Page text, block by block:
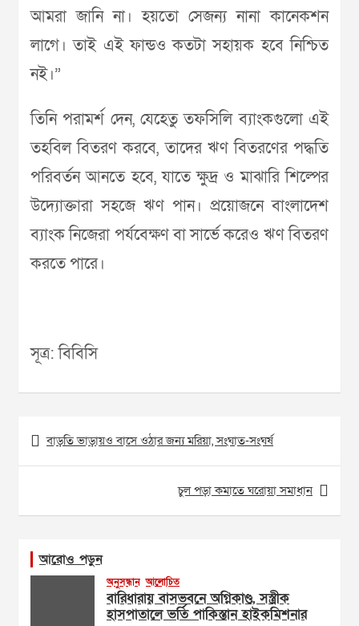
আমরা জানি না। হয়তো সেজন্য নানা কানেকশন
লাগে। তাই এই ফান্ডও কতটা সহায়ক হবে নিশ্চিত
নই।”
তিনি পরামর্শ দেন, যেহেতু তফসিলি ব্যাংকগুলো এই
তহবিল বিতরণ করবে, তাদের ঋণ বিতরণের পদ্ধতি
পরিবর্তন আনতে হবে, যাতে ক্ষুদ্র ও মাঝারি শিল্পের
উদ্যোক্তারা সহজে ঋণ পান। প্রয়োজনে বাংলাদেশ
ব্যাংক নিজেরা পর্যবেক্ষণ বা সার্ভে করেও ঋণ বিতরণ
করতে পারে।
সূত্র: বিবিসি
Post
navigation
বাড়তি ভাড়ায়ও বাসে ওঠার জন্য মরিয়া, সংঘাত-সংঘর্ষ
চুল পড়া কমাতে ঘরোয়া সমাধান
আরোও পড়ুন
অনুসন্ধান আলোচিত
বারিধারায় বাসভবনে অগ্নিকাণ্ড, সস্ত্রীক
হাসপাতালে ভর্তি পাকিস্তান হাইকমিশনার